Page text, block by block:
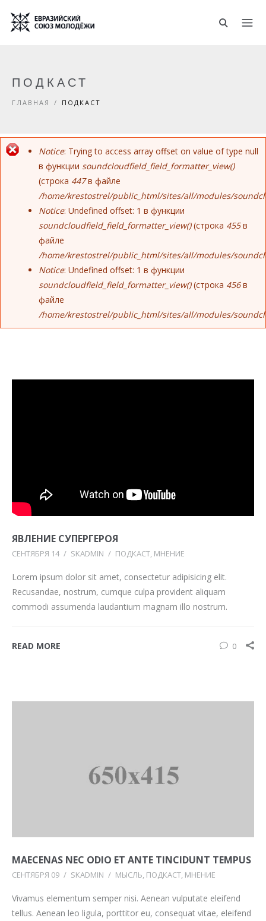
ПОДКАСТ
ГЛАВНАЯ / ПОДКАСТ
Сообщение об ошибке
Notice: Trying to access array offset on value of type null
в функции soundcloudfield_field_formatter_view()
(строка 447в файле
/home/krestostrel/public_html/sites/all/modules/
Notice: Undefined offset: 1 в функции
soundcloudfield_field_formatter_view()(строка 455в
файле
/home/krestostrel/public_html/sites/all/modules/
Notice: Undefined offset: 1 в функции
soundcloudfield_field_formatter_view()(строка 456в
файле
/home/krestostrel/public_html/sites/all/modules/
ЯВЛЕНИЕ СУПЕРГЕРОЯ
СЕНТЯБРЯ 14 / SKADMIN / ПОДКАСТ МНЕНИЕ
Lorem ipsum dolor sit amet, consectetur adipisicing elit.
Recusandae, nostrum, cumque culpa provident aliquam
commodi assumenda laudantium magnam illo nostrum.
READ MORE 0
MAECENAS NEC ODIO ET ANTE TINCIDUNT TEMPUS
СЕНТЯБРЯ 09 / SKADMIN / МЫСЛЬ ПОДКАСТ МНЕНИЕ
Vivamus elementum semper nisi. Aenean vulputate eleifend
tellus. Aenean leo ligula, porttitor eu, consequat vitae, eleifend